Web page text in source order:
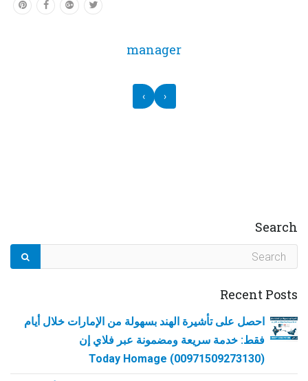
manager
‹
›
Search
Recent Posts
احصل على تأشيرة الهند بسهولة من الإمارات خلال أيام
فقط: خدمة سريعة ومضمونة عبر فلاي إن
(00971509273130) Today Homage